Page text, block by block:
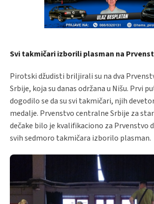
Svi takmičari izborili plasman na
Pirotski džudisti briljirali su na dva
Srbije, koja su danas održana u Nišu. Prvi
dogodilo se da su svi takmičari, njih
medalje. Prvenstvo centralne Srbije za
dečake bilo je kvalifikaciono za Prvenstvo
svih sedmoro takmičara izborilo plasman.